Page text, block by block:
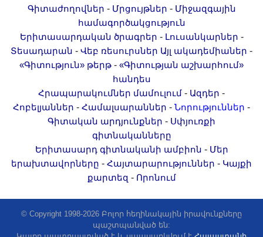
Գիտաժողովներ - Մրցույթներ - Միջազգային
համագործակցություն
Երիտասարդական ծրագրեր - Լուսանկարներ -
Տեսադարան - Վեբ ռեսուրսներ Այլ ակադեմիաներ -
«Գիտություն» թերթ - «Գիտության աշխարհում»
հանդես
Հրապարակումներ մամուլում - Ազդեր -
Հոբելյաններ - Համալսարաններ - Նորություններ -
Գիտական արդյունքներ - Սփյուռքի
գիտնականները
Երիտասարդ գիտնականի ամբիոն - Մեր
երախտավորները - Հայտարարություններ - Կայքի
քարտեզ - Որոնում
© Copyright 1998-2026 Բոլոր հեղինակային իրավունքները
պաշտպանված են: